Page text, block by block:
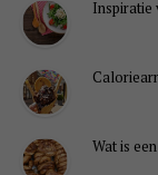
Inspiratie
Wat is